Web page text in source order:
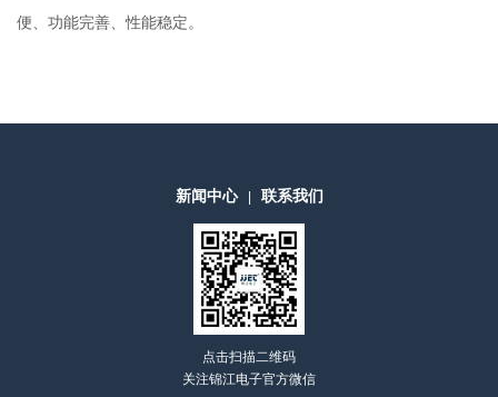
便、功能完善、性能稳定。
新闻中心| 联系我们
点击扫描二维码
关注锦江电子官方微信